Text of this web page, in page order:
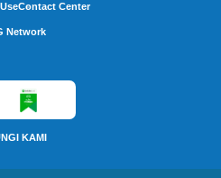
Contact Center
Network
KAMI